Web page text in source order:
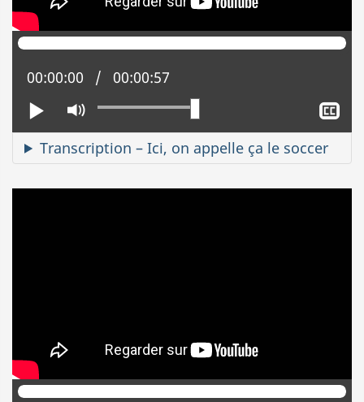
Lire
Activer
le
mode
muet
Position actuelle :
00:00:00 Temps total :
00:00:57
le
Transcription – Ici, on appelle ça le soccer